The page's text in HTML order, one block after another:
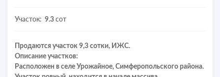
Участок: 9.3 сот
Продаются участок 9,3 сотки, ИЖС.
Описание участков:
Расположен в селе Урожайное, Симферопольского района.